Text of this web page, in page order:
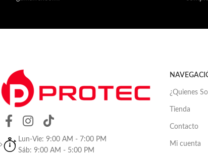
Lun-Vie: 9:00 AM - 7:00 PM
Sáb: 9:00 AM - 5:00 PM
¿Quienes
Tienda
Contacto
Mi cuenta